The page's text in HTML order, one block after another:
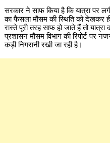
सरकार ने साफ किया है कि यात्रा पर
का फैसला मौसम की स्थिति को देखकर
रास्ते पूरी तरह साफ हो जाते हैं तो
प्रशासन मौसम विभाग की रिपोर्ट पर
कड़ी निगरानी रखी जा रही है।